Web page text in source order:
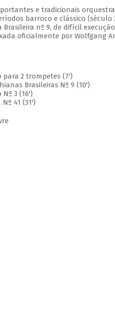
e tradicionais
barroco e clássico
nº 9, de difícil
oficialmente por Wolfgang
para 2 trompetes (7')
Brasileiras Nº 9 (10')
3 (16')
41 (31')